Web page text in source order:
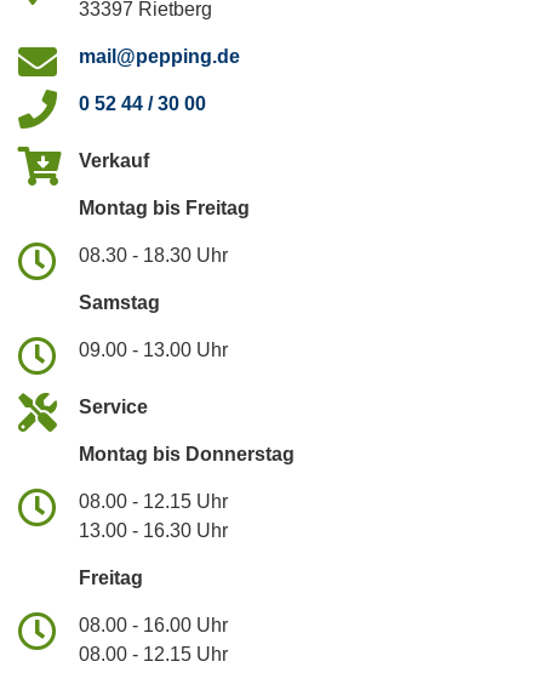
33397 Rietberg
mail@pepping.de
0 52 44 / 30 00
Verkauf
Montag bis Freitag
08.30 - 18.30 Uhr
Samstag
09.00 - 13.00 Uhr
Service
Montag bis Donnerstag
08.00 - 12.15 Uhr
13.00 - 16.30 Uhr
Freitag
08.00 - 16.00 Uhr
08.00 - 12.15 Uhr